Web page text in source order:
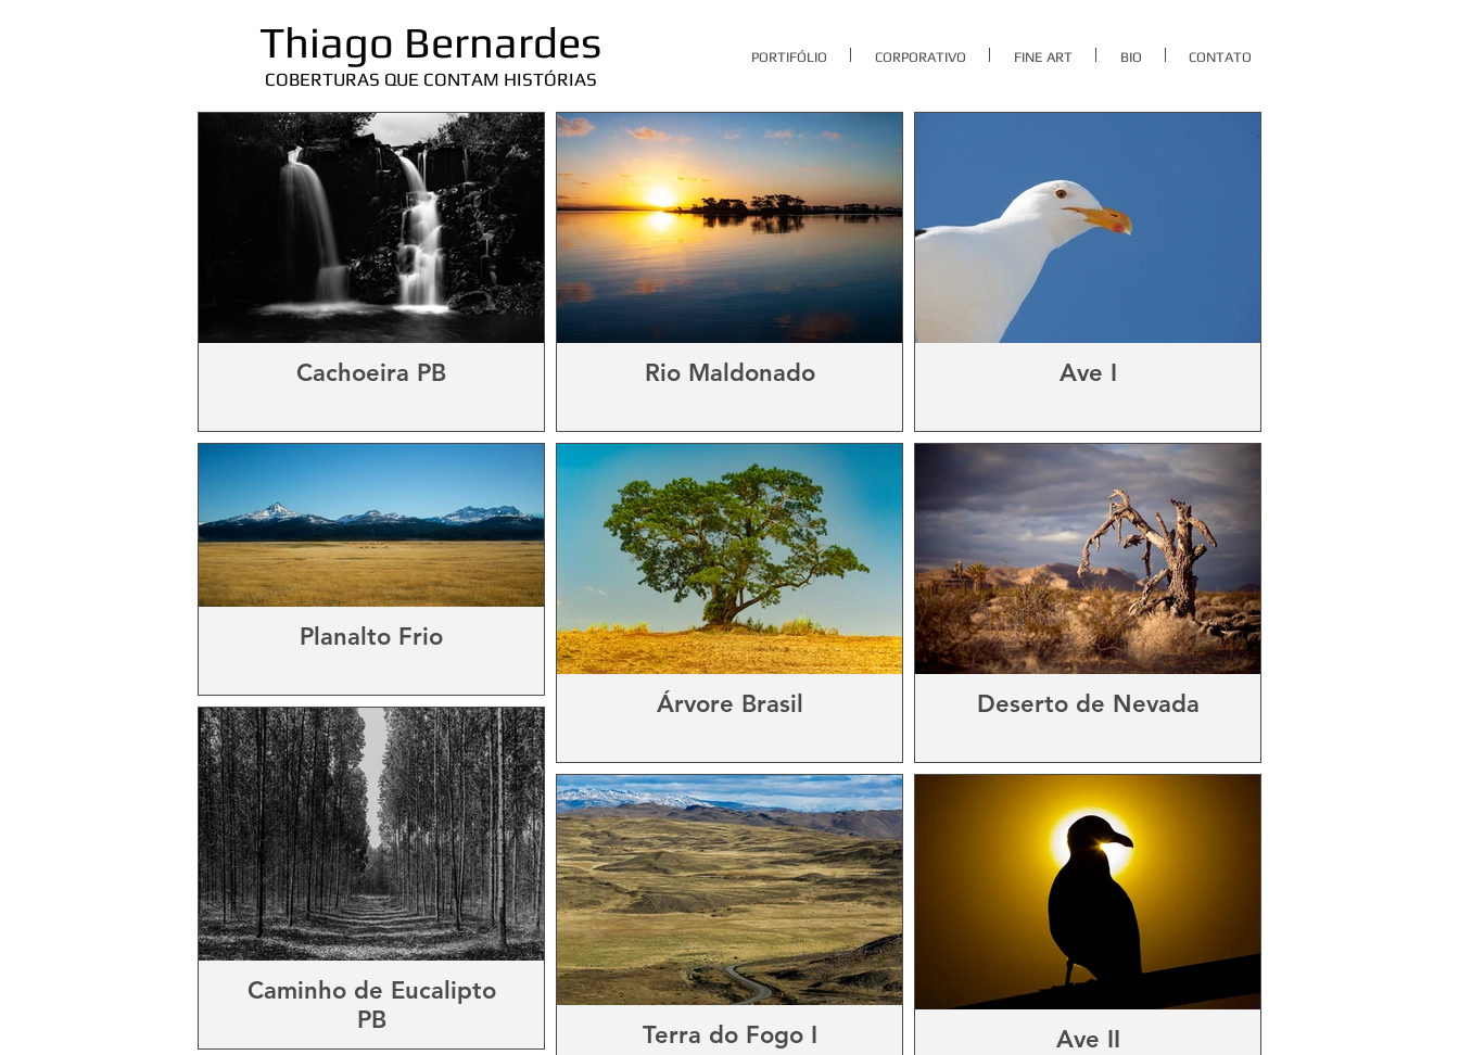
Thiago Bernardes
COBERTURAS QUE CONTAM HISTÓRIAS
PORTIFÓLIO CORPORATIVO FINE ART BIO CONTATO
Cachoeira PB Rio Maldonado Ave I
Planalto Frio
Árvore Brasil Deserto de Nevada
Caminho de Eucalipto
PB
Terra do Fogo I Ave II